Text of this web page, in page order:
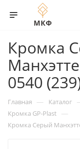
Кромка
0540
Главная — Каталог
Кромка GP-Plast —
Кромка Серый